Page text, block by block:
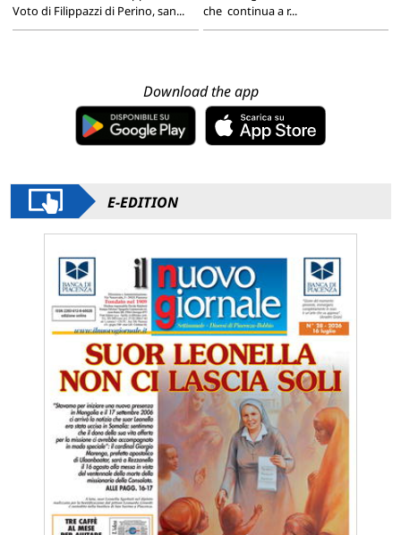
Voto di Filippazzi di Perino, san...
che continua a r...
Download the app
E-EDITION